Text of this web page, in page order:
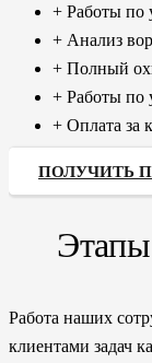
+ Работы по
+ Анализ
+ Полный
+ Работы по
+ Оплата за
ПОЛУЧИТЬ
Этапы
Работа наших
клиентами задач